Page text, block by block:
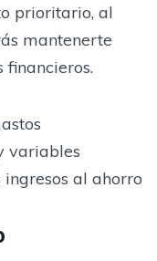
prioritario, al
mantenerte
financieros.
variables
al ahorro